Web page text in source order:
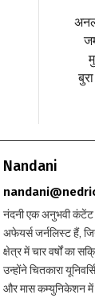
Nandani
नंदनी एक अनुभवी
अफेयर्स जर्नलिस्ट हैं,
क्षेत्र में चार वर्षों का
उन्होंने चितकारा
और मास कम्युनिकेशन में